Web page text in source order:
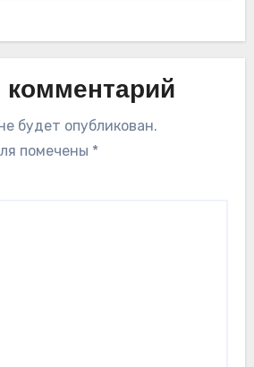
комментарий
будет опубликован.
помечены *